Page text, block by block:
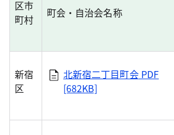
区市
町村
町会・自治会名称
新宿
区
北新宿二丁目町会PDF
[682KB]